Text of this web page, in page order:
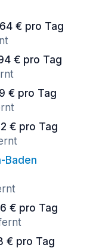
€ pro Tag
€ pro Tag
€ pro Tag
€ pro Tag
Baden
€ pro Tag
€ pro Tag